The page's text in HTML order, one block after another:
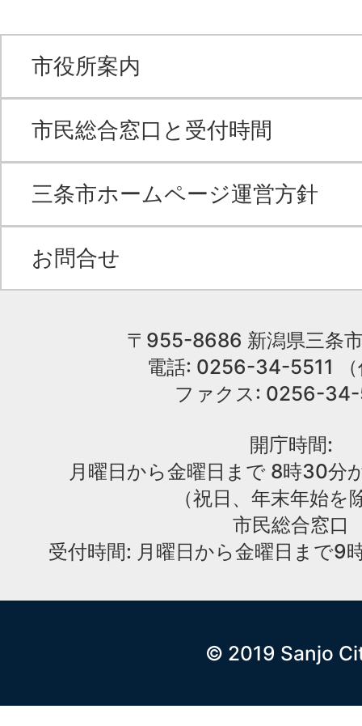
市役所案内
市民総合窓口と受付時間
三条市ホームページ運営方針
お問合せ
〒955-8686 新潟県三条
電話: 0256-34-5511
ファクス: 0256-
開庁時間:
月曜日から金曜日まで 8時30分
（祝日、年末年始を
市民総合窓口
受付時間: 月曜日から金曜日まで9
© 2019 Sanjo